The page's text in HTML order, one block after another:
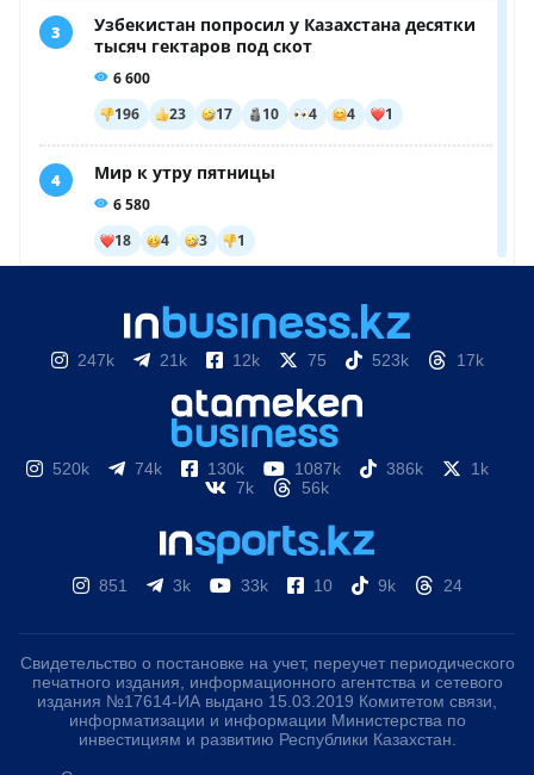
247k 21k 12k 75 523k 17k
520k 74k 130k 1087k 386k
1k
7k
56k
851 3k 33k 10 9k 24
Свидетельство о постановке на учет, переучет периодического
печатного издания, информационного агентства и сетевого
издания №17614-ИА выдано 15.03.2019 Комитетом связи,
информатизации и информации Министерства по
инвестициям и развитию Республики Казахстан.